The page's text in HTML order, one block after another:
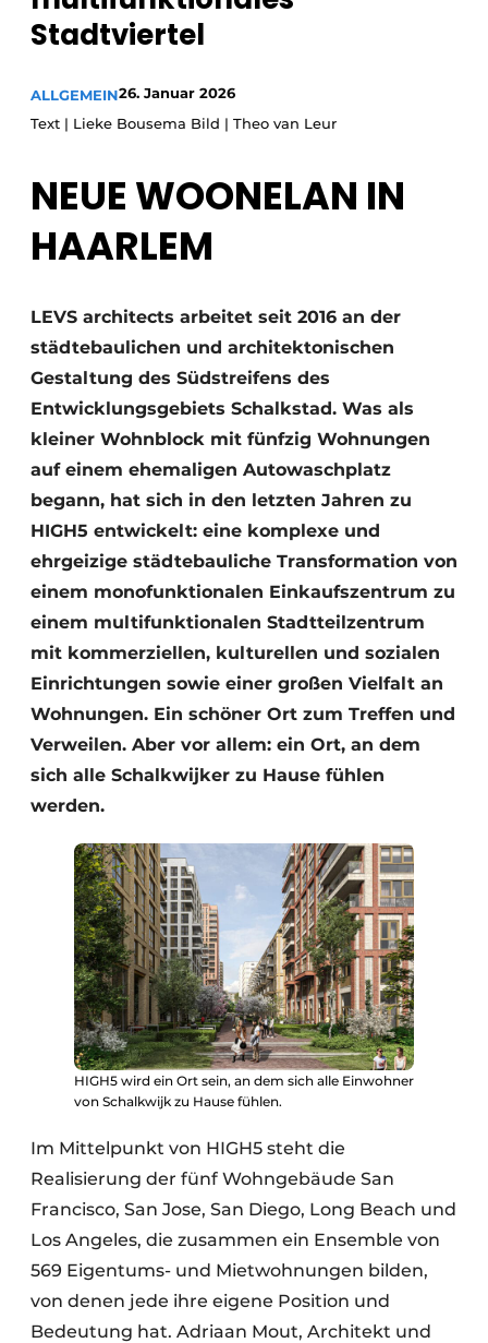
Podcasts
GeschichteMetadaten
Ein Stellenangebot registrieren
Videos
Glas
Stadtviertel
ALLGEMEIN26. Januar 2026
Text | Lieke Bousema Bild | Theo van Leur
NEUE WOONELAN IN
HAARLEM
LEVS architects arbeitet seit 2016 an der
städtebaulichen und architektonischen
Gestaltung des Südstreifens des
Entwicklungsgebiets Schalkstad. Was als
kleiner Wohnblock mit fünfzig Wohnungen
auf einem ehemaligen Autowaschplatz
begann, hat sich in den letzten Jahren zu
HIGH5 entwickelt: eine komplexe und
ehrgeizige städtebauliche Transformation von
einem monofunktionalen Einkaufszentrum zu
einem multifunktionalen Stadtteilzentrum
mit kommerziellen, kulturellen und sozialen
Einrichtungen sowie einer großen Vielfalt an
Wohnungen. Ein schöner Ort zum Treffen und
Verweilen. Aber vor allem: ein Ort, an dem
sich alle Schalkwijker zu Hause fühlen
werden.
HIGH5 wird ein Ort sein, an dem sich alle Einwohner
von Schalkwijk zu Hause fühlen.
Im Mittelpunkt von HIGH5 steht die
Realisierung der fünf Wohngebäude San
Francisco, San Jose, San Diego, Long Beach und
Los Angeles, die zusammen ein Ensemble von
569 Eigentums- und Mietwohnungen bilden,
von denen jede ihre eigene Position und
Bedeutung hat. Adriaan Mout, Architekt und